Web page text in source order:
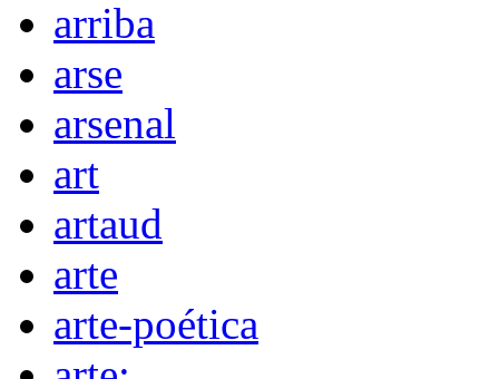
arriba
arse
arsenal
art
artaud
arte
arte-poética